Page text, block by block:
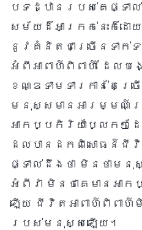
បទដ្ឋានរបស់គេផ្ទា
សម័យដ៏អាក្រក់នេះក៏ដ
នូវគំនិតជាច្រើនទាក់
អំពីអាពាហ៍ពិពាហ៍ ដែល
ខណ្ឌទាមទារកាន់តែ
មនុស្សមានអារម្មណ៍
អាកប្បកិរិយាប្លែកៗ
ដែលបានដកពិសោធន៍ជីវិ
ផ្ទាល់ដឹងថា មិនថាមនុ
អំពីវា មិនថាគេមានអា
ឡើយ ជីវិតអាពាហ៍ពិពា
របស់មនុស្សឡើយ។